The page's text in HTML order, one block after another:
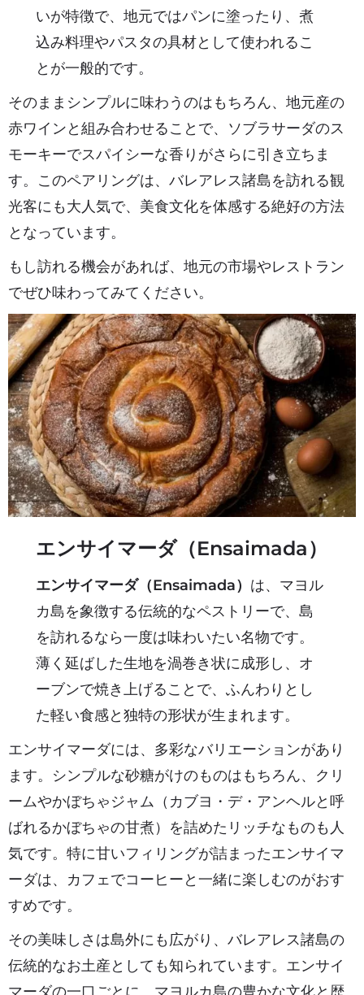
いが特徴で、地元ではパンに塗ったり、煮
込み料理やパスタの具材として使われるこ
とが一般的です。
そのままシンプルに味わうのはもちろん、地元産の
赤ワインと組み合わせることで、ソブラサーダのス
モーキーでスパイシーな香りがさらに引き立ちま
す。このペアリングは、バレアレス諸島を訪れる観
光客にも大人気で、美食文化を体感する絶好の方法
となっています。
もし訪れる機会があれば、地元の市場やレストラン
でぜひ味わってみてください。
エンサイマーダ（Ensaimada）
エンサイマーダ（Ensaimada） は、マヨル
カ島を象徴する伝統的なペストリーで、島
を訪れるなら一度は味わいたい名物です。
薄く延ばした生地を渦巻き状に成形し、オ
ーブンで焼き上げることで、ふんわりとし
た軽い食感と独特の形状が生まれます。
エンサイマーダには、多彩なバリエーションがあり
ます。シンプルな砂糖がけのものはもちろん、クリ
ームやかぼちゃジャム（カブヨ・デ・アンヘルと呼
ばれるかぼちゃの甘煮）を詰めたリッチなものも人
気です。特に甘いフィリングが詰まったエンサイマ
ーダは、カフェでコーヒーと一緒に楽しむのがおす
すめです。
その美味しさは島外にも広がり、バレアレス諸島の
伝統的なお土産としても知られています。エンサイ